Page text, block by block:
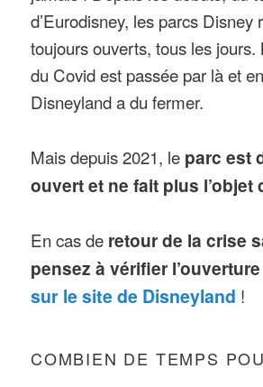
d’Eurodisney, les parcs Disney
toujours ouverts, tous les jours.
du Covid est passée par là et
Disneyland a du fermer.
Mais depuis 2021, le parc est
ouvert et ne fait plus l’objet
En cas de retour de la crise
pensez à vérifier
sur le site de Disneyland !
COMBIEN DE TEMPS